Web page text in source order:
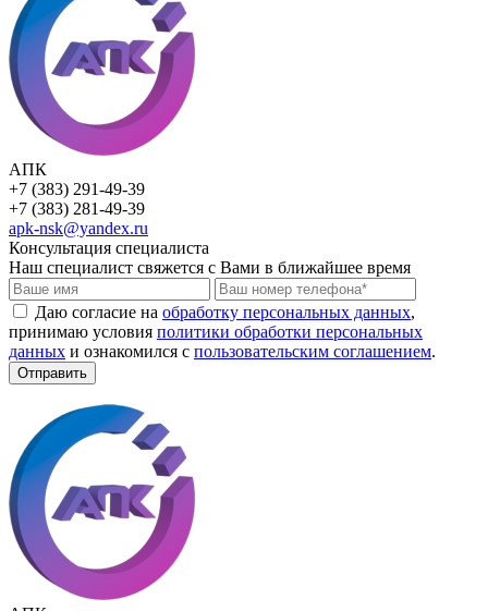
АПК
+7 (383) 291-49-39
+7 (383) 281-49-39
apk-nsk@yandex.ru
Консультация специалиста
Наш специалист свяжется с Вами в ближайшее время
Даю согласие на обработку персональных данных,
принимаю условия политики обработки персональных
данных и ознакомился с пользовательским соглашением.
Отправить